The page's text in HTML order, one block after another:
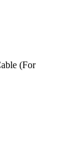
(For